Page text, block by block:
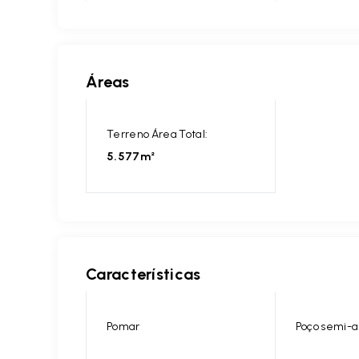
Áreas
Terreno Área Total:
5.577m²
Características
Pomar Poço semi-